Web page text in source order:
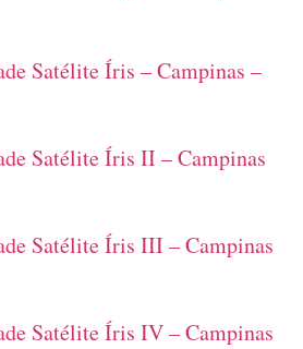
Satélite Íris – Campinas –
Satélite Íris II – Campinas
Satélite Íris III – Campinas
Satélite Íris IV – Campinas